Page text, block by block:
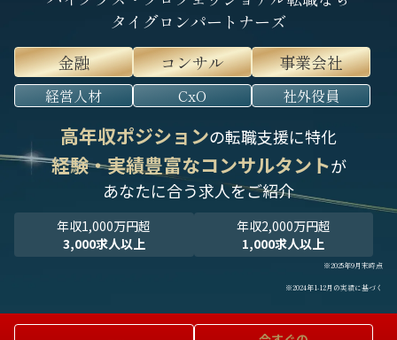
タイグロンパートナーズ
金融
コンサル 事業会社
経営人材 CxO 社外役員
高年収ポジションの転職支援に特化
経験・実績豊富なコンサルタントが
あなたに合う求人をご紹介
年収1,000万円超
3,000求人以上
年収2,000万円超
1,000求人以上
※2025年9月末時点
※2024年1-12月の実績に基づく